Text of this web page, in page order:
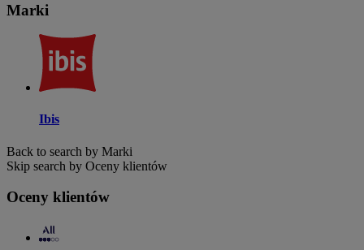
Marki
Ibis
Back to search by Marki
Skip search by Oceny klientów
Oceny klientów